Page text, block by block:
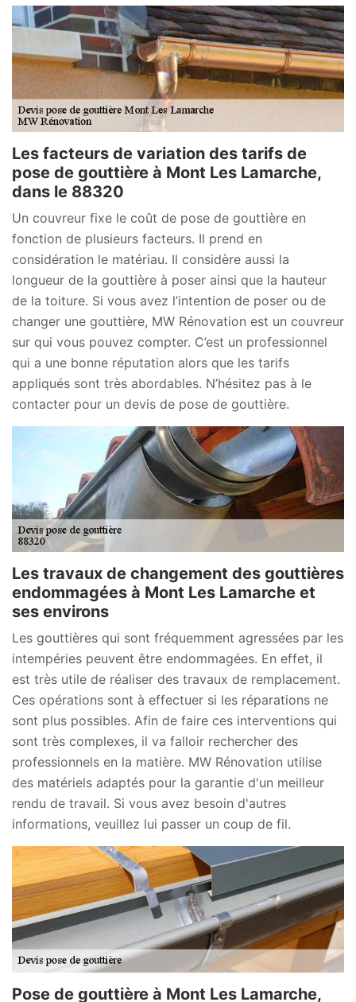
Les facteurs de variation des tarifs de
pose de gouttière à Mont Les Lamarche,
dans le 88320
Un couvreur fixe le coût de pose de gouttière en
fonction de plusieurs facteurs. Il prend en
considération le matériau. Il considère aussi la
longueur de la gouttière à poser ainsi que la hauteur
de la toiture. Si vous avez l’intention de poser ou de
changer une gouttière, MW Rénovation est un couvreur
sur qui vous pouvez compter. C’est un professionnel
qui a une bonne réputation alors que les tarifs
appliqués sont très abordables. N’hésitez pas à le
contacter pour un devis de pose de gouttière.
Les travaux de changement des gouttières
endommagées à Mont Les Lamarche et
ses environs
Les gouttières qui sont fréquemment agressées par les
intempéries peuvent être endommagées. En effet, il
est très utile de réaliser des travaux de remplacement.
Ces opérations sont à effectuer si les réparations ne
sont plus possibles. Afin de faire ces interventions qui
sont très complexes, il va falloir rechercher des
professionnels en la matière. MW Rénovation utilise
des matériels adaptés pour la garantie d'un meilleur
rendu de travail. Si vous avez besoin d'autres
informations, veuillez lui passer un coup de fil.
Pose de gouttière à Mont Les Lamarche,